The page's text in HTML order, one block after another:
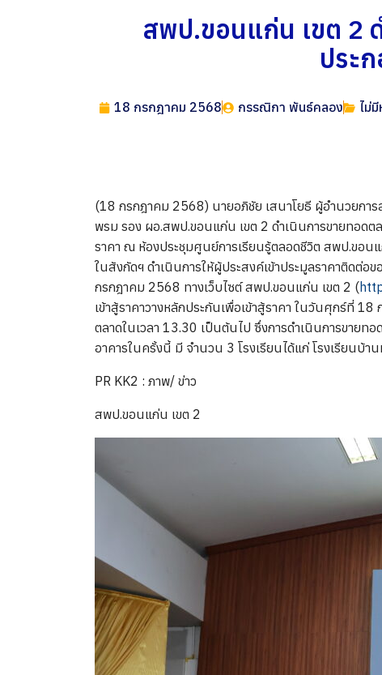
สพป.ขอนแก่น เขต 2
ประ
18 กรกฎาคม 2568 กรรณิกา พันธ์คลอง ไม่
(18 กรกฎาคม 2568) นายอภิชัย เสนาโยธี ผู้อำนวยกา
พรม รอง ผอ.สพป.ขอนแก่น เขต 2 ดำเนินการขายทอดต
ราคา ณ ห้องประชุมศูนย์การเรียนรู้ตลอดชีวิต สพป.ขอนแ
ในสังกัดฯ ดำเนินการให้ผู้ประสงค์เข้าประมูลราคาติดต่
กรกฎาคม 2568 ทางเว็บไซต์ สพป.ขอนแก่น เขต 2 (
เข้าสู้ราคาวางหลักประกันเพื่อเข้าสู้ราคา ในวันศุกร์ที่
ตลาดในเวลา 13.30 เป็นต้นไป ซึ่งการดำเนินการขายท
อาคารในครั้งนี้ มี จำนวน 3 โรงเรียนได้แก่ โรงเรียนบ้
PR KK2 : ภาพ/ ข่าว
สพป.ขอนแก่น เขต 2